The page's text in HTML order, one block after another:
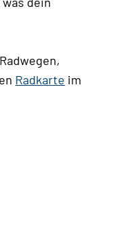
Radkarte im